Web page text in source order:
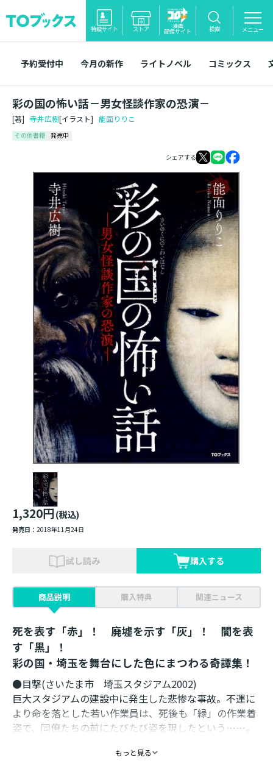
特設サイト ストア 漫画
配信サイト 検索 メニュー
予約受付中 今月の新作 ライトノベル コミックス
彩の国の怖い話－男女怪談作家の恐演－
[著] 寺井広樹[イラスト] 能面りりこ
その他書籍 発売中
シェアする
1,320円(税込)
発売日： 2018年11月24日
試し読み 購入する
商品説明 購入特典 関連ニュース
死を表す「赤」！ 廃墟を示す「灰」！ 闇を表
す「黒」！
彩の国・埼玉を舞台にした色にまつわる奇譚集！
●目撃(さいたま市 埼玉スタジアム2002)
巨大スタジアムの建設中に発生した悲惨な事故。不運に
より命を落とした若い作業員は、死後も「緑」の作業着
姿で、同僚たちの前にたびたび姿を現したという……。
●濁色(蓮田市 元荒川)もっと見る